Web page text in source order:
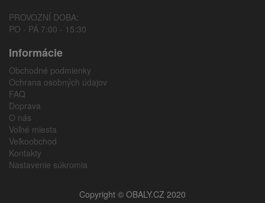
PROVOZNÍ DOBA:
PO - PÁ 7:00 - 15:30
Informácie
Obchodné podmienky
Ochrana osobných údajov
FAQ
Doprava
O nás
Voľné miesta
Veľkoobchod
Kontakty
Nastavenie súkromia
Copyright © OBALY.CZ 2020